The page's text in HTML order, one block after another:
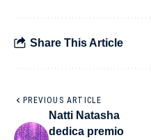
Share This Article
PREVIOUS ARTICLE
Natti Natasha
dedica premio